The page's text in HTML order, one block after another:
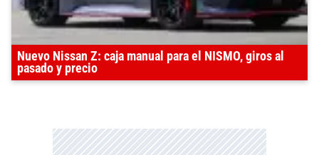
Nuevo Nissan Z: caja manual para el NISMO, giros al
pasado y precio